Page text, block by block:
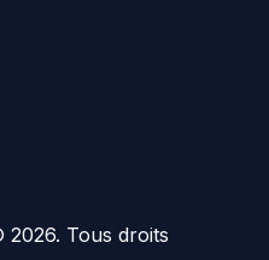
2026. Tous droits